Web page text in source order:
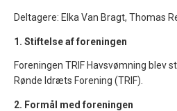
Deltagere: Elka Van Bragt, Thomas
1. Stiftelse af foreningen
Foreningen TRIF Havsvømning blev
Rønde Idræts Forening (TRIF).
2. Formål med foreningen